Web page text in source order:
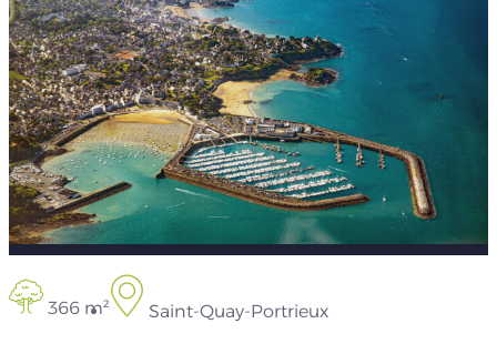
366 m² Saint-Quay-Portrieux